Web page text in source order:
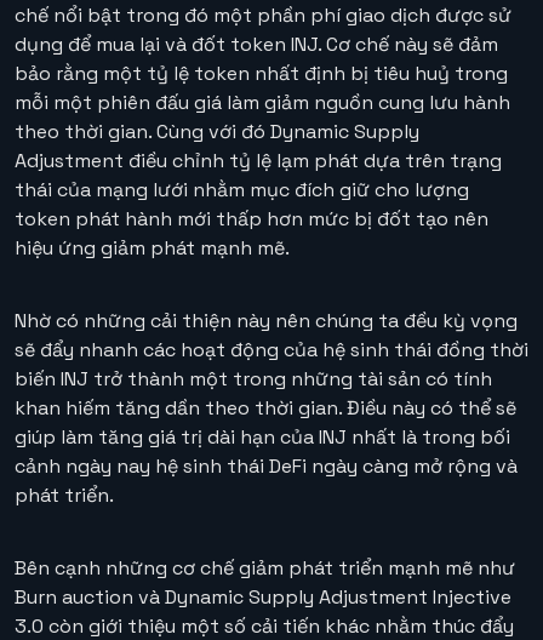
chế nổi bật trong đó một phần phí giao dịch được sử
dụng để mua lại và đốt token INJ. Cơ chế này sẽ đảm
bảo rằng một tỷ lệ token nhất định bị tiêu huỷ trong
mỗi một phiên đấu giá làm giảm nguồn cung lưu hành
theo thời gian. Cùng với đó Dynamic Supply
Adjustment điều chỉnh tỷ lệ lạm phát dựa trên trạng
thái của mạng lưới nhằm mục đích giữ cho lượng
token phát hành mới thấp hơn mức bị đốt tạo nên
hiệu ứng giảm phát mạnh mẽ.
Nhờ có những cải thiện này nên chúng ta đều kỳ vọng
sẽ đẩy nhanh các hoạt động của hệ sinh thái đồng thời
biến INJ trở thành một trong những tài sản có tính
khan hiếm tăng dần theo thời gian. Điều này có thể sẽ
giúp làm tăng giá trị dài hạn của INJ nhất là trong bối
cảnh ngày nay hệ sinh thái DeFi ngày càng mở rộng và
phát triển.
Bên cạnh những cơ chế giảm phát triển mạnh mẽ như
Burn auction và Dynamic Supply Adjustment Injective
3.0 còn giới thiệu một số cải tiến khác nhằm thúc đẩy